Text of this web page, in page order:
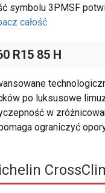
symbolu 3PMSF
całość
R15 85 H
po luksusowe
w
ograniczyć